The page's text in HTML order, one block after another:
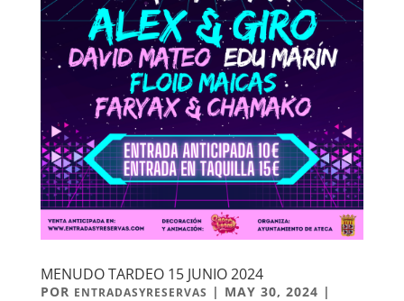
MENUDO TARDEO 15 JUNIO 2024
POR ENTRADASYRESERVAS | MAY 30, 2024 |